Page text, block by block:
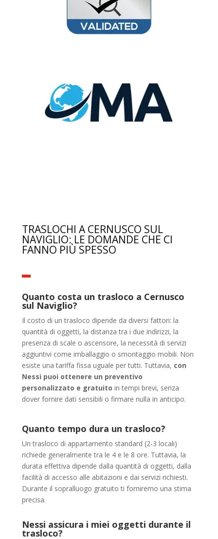
TRASLOCHI A CERNUSCO SUL
NAVIGLIO: LE DOMANDE CHE CI
FANNO PIÙ SPESSO
Quanto costa un trasloco a Cernusco
sul Naviglio?
Il costo di un trasloco dipende da diversi fattori: la
quantità di oggetti, la distanza tra i due indirizzi, la
presenza di scale o ascensore, la necessità di servizi
aggiuntivi come imballaggio o smontaggio mobili. Non
esiste una tariffa fissa uguale per tutti. Tuttavia, con
Nessi puoi ottenere un preventivo
personalizzato e gratuito in tempi brevi, senza
dover fornire dati sensibili o firmare nulla in anticipo.
Quanto tempo dura un trasloco?
Un trasloco di appartamento standard (2-3 locali)
richiede generalmente tra le 4 e le 8 ore. Tuttavia, la
durata effettiva dipende dalla quantità di oggetti, dalla
facilità di accesso alle abitazioni e dai servizi richiesti.
Durante il sopralluogo gratuito ti forniremo una stima
precisa.
Nessi assicura i miei oggetti durante il
trasloco?